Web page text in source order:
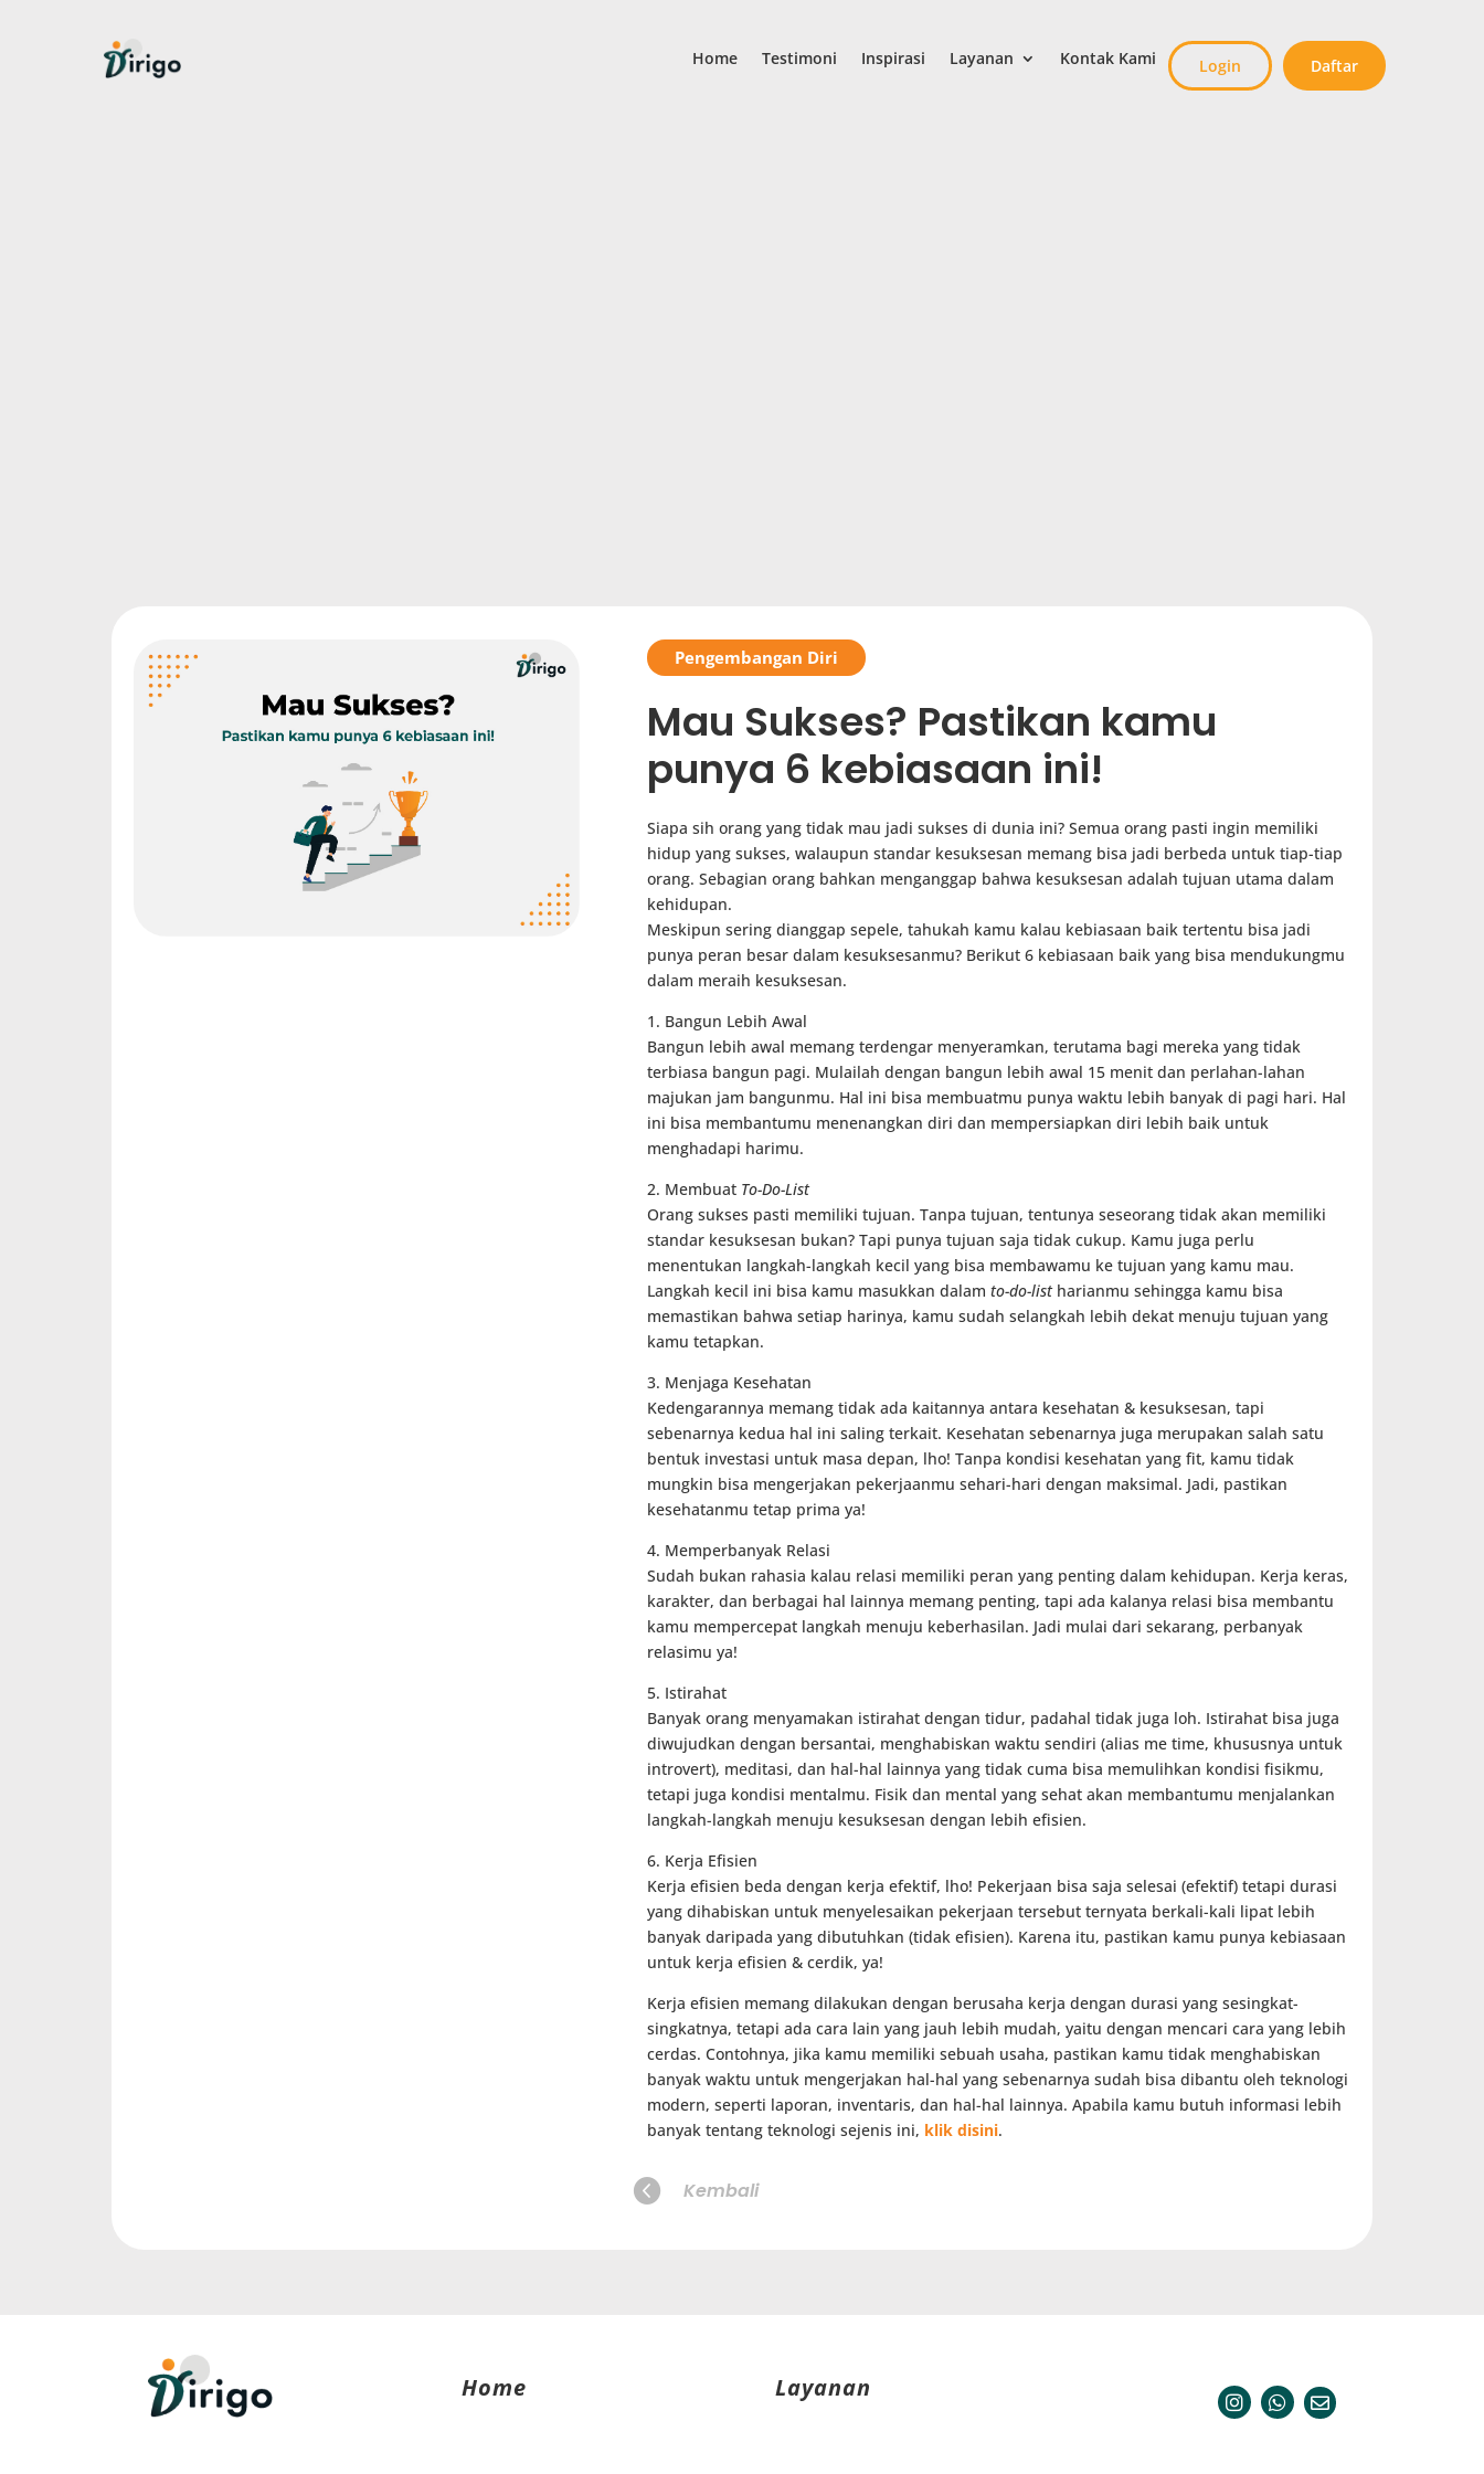
Home Testimoni Inspirasi Layanan Kontak Kami Login Daftar
Pengembangan Diri
Mau Sukses? Pastikan kamu
punya 6 kebiasaan ini!
Siapa sih orang yang tidak mau jadi sukses di dunia ini? Semua orang pasti ingin memiliki
hidup yang sukses, walaupun standar kesuksesan memang bisa jadi berbeda untuk tiap-tiap
orang. Sebagian orang bahkan menganggap bahwa kesuksesan adalah tujuan utama dalam
kehidupan.
Meskipun sering dianggap sepele, tahukah kamu kalau kebiasaan baik tertentu bisa jadi
punya peran besar dalam kesuksesanmu? Berikut 6 kebiasaan baik yang bisa mendukungmu
dalam meraih kesuksesan.
1. Bangun Lebih Awal
Bangun lebih awal memang terdengar menyeramkan, terutama bagi mereka yang tidak
terbiasa bangun pagi. Mulailah dengan bangun lebih awal 15 menit dan perlahan-lahan
majukan jam bangunmu. Hal ini bisa membuatmu punya waktu lebih banyak di pagi hari. Hal
ini bisa membantumu menenangkan diri dan mempersiapkan diri lebih baik untuk
menghadapi harimu.
2. Membuat To-Do-List
Orang sukses pasti memiliki tujuan. Tanpa tujuan, tentunya seseorang tidak akan memiliki
standar kesuksesan bukan? Tapi punya tujuan saja tidak cukup. Kamu juga perlu
menentukan langkah-langkah kecil yang bisa membawamu ke tujuan yang kamu mau.
Langkah kecil ini bisa kamu masukkan dalam to-do-listharianmu sehingga kamu bisa
memastikan bahwa setiap harinya, kamu sudah selangkah lebih dekat menuju tujuan yang
kamu tetapkan.
3. Menjaga Kesehatan
Kedengarannya memang tidak ada kaitannya antara kesehatan & kesuksesan, tapi
sebenarnya kedua hal ini saling terkait. Kesehatan sebenarnya juga merupakan salah satu
bentuk investasi untuk masa depan, lho! Tanpa kondisi kesehatan yang fit, kamu tidak
mungkin bisa mengerjakan pekerjaanmu sehari-hari dengan maksimal. Jadi, pastikan
kesehatanmu tetap prima ya!
4. Memperbanyak Relasi
Sudah bukan rahasia kalau relasi memiliki peran yang penting dalam kehidupan. Kerja keras,
karakter, dan berbagai hal lainnya memang penting, tapi ada kalanya relasi bisa membantu
kamu mempercepat langkah menuju keberhasilan. Jadi mulai dari sekarang, perbanyak
relasimu ya!
5. Istirahat
Banyak orang menyamakan istirahat dengan tidur, padahal tidak juga loh. Istirahat bisa juga
diwujudkan dengan bersantai, menghabiskan waktu sendiri (alias me time, khususnya untuk
introvert), meditasi, dan hal-hal lainnya yang tidak cuma bisa memulihkan kondisi fisikmu,
tetapi juga kondisi mentalmu. Fisik dan mental yang sehat akan membantumu menjalankan
langkah-langkah menuju kesuksesan dengan lebih efisien.
6. Kerja Efisien
Kerja efisien beda dengan kerja efektif, lho! Pekerjaan bisa saja selesai (efektif) tetapi durasi
yang dihabiskan untuk menyelesaikan pekerjaan tersebut ternyata berkali-kali lipat lebih
banyak daripada yang dibutuhkan (tidak efisien). Karena itu, pastikan kamu punya kebiasaan
untuk kerja efisien & cerdik, ya!
Kerja efisien memang dilakukan dengan berusaha kerja dengan durasi yang sesingkat-
singkatnya, tetapi ada cara lain yang jauh lebih mudah, yaitu dengan mencari cara yang lebih
cerdas. Contohnya, jika kamu memiliki sebuah usaha, pastikan kamu tidak menghabiskan
banyak waktu untuk mengerjakan hal-hal yang sebenarnya sudah bisa dibantu oleh teknologi
modern, seperti laporan, inventaris, dan hal-hal lainnya. Apabila kamu butuh informasi lebih
banyak tentang teknologi sejenis ini, klik disini.
 Kembali
Home
Layanan